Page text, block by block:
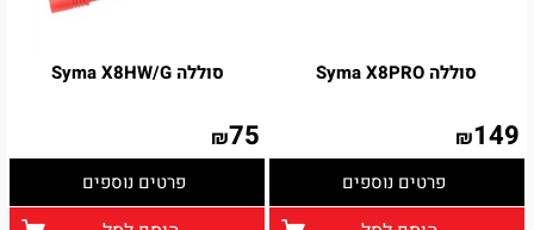
סוללה Syma X8PRO
₪149
פרטים נוספים
סוללה Syma X8HW/G
₪75
פרטים נוספים